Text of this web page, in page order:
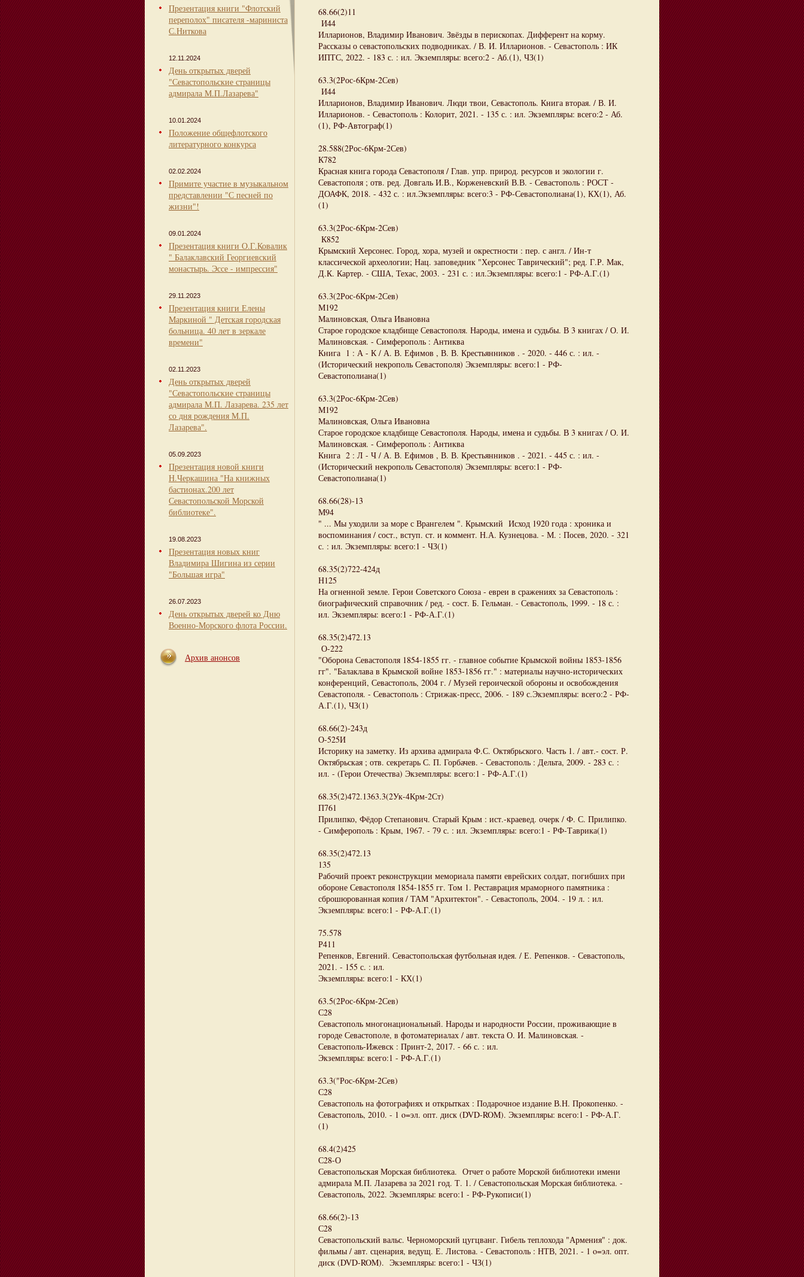
Презентация книги "Флотский
переполох" писателя -мариниста
С.Ниткова
12.11.2024
День открытых дверей
"Севастопольские страницы
адмирала М.П.Лазарева"
10.01.2024
Положение общефлотского
литературного конкурса
02.02.2024
Примите участие в музыкальном
представлении "С песней по
жизни"!
09.01.2024
Презентация книги О.Г.Ковалик
" Балаклавский Георгиевский
монастырь. Эссе - импрессия"
29.11.2023
Презентация книги Елены
Маркиной " Детская городская
больница. 40 лет в зеркале
времени"
02.11.2023
День открытых дверей
"Севастопольские страницы
адмирала М.П. Лазарева. 235 лет
со дня рождения М.П.
Лазарева".
05.09.2023
Презентация новой книги
Н.Черкашина "На книжных
бастионах.200 лет
Севастопольской Морской
библиотеке".
19.08.2023
Презентация новых книг
Владимира Шигина из серии
"Большая игра"
26.07.2023
День открытых дверей ко Дню
Военно-Морского флота России.
Архив анонсов
68.66(2)11
И44
Илларионов, Владимир Иванович. Звёзды в перископах. Дифферент на корму.
Рассказы о севастопольских подводниках. / В. И. Илларионов. - Севастополь : ИК
ИПТС, 2022. - 183 с. : ил. Экземпляры: всего:2 - Аб.(1), ЧЗ(1)
63.3(2Рос-6Крм-2Сев)
И44
Илларионов, Владимир Иванович. Люди твои, Севастополь. Книга вторая. / В. И.
Илларионов. - Севастополь : Колорит, 2021. - 135 с. : ил. Экземпляры: всего:2 - Аб.
(1), РФ-Автограф(1)
28.588(2Рос-6Крм-2Сев)
К782
Красная книга города Севастополя / Глав. упр. природ. ресурсов и экологии г.
Севастополя ; отв. ред. Довгаль И.В., Корженевский В.В. - Севастополь : РОСТ -
ДОАФК, 2018. - 432 с. : ил.Экземпляры: всего:3 - РФ-Севастополиана(1), КХ(1), Аб.
(1)
63.3(2Рос-6Крм-2Сев)
К852
Крымский Херсонес. Город, хора, музей и окрестности : пер. с англ. / Ин-т
классической археологии; Нац. заповедник "Херсонес Таврический"; ред. Г.Р. Мак,
Д.К. Картер. - США, Техас, 2003. - 231 с. : ил.Экземпляры: всего:1 - РФ-А.Г.(1)
63.3(2Рос-6Крм-2Сев)
М192
Малиновская, Ольга Ивановна
Старое городское кладбище Севастополя. Народы, имена и судьбы. В 3 книгах / О. И.
Малиновская. - Симферополь : Антиква
Книга 1 : А - К / А. В. Ефимов , В. В. Крестьянников . - 2020. - 446 с. : ил. -
(Исторический некрополь Севастополя) Экземпляры: всего:1 - РФ-
Севастополиана(1)
63.3(2Рос-6Крм-2Сев)
М192
Малиновская, Ольга Ивановна
Старое городское кладбище Севастополя. Народы, имена и судьбы. В 3 книгах / О. И.
Малиновская. - Симферополь : Антиква
Книга 2 : Л - Ч / А. В. Ефимов , В. В. Крестьянников . - 2021. - 445 с. : ил. -
(Исторический некрополь Севастополя) Экземпляры: всего:1 - РФ-
Севастополиана(1)
68.66(28)-13
М94
" ... Мы уходили за море с Врангелем ". Крымский Исход 1920 года : хроника и
воспоминания / сост., вступ. ст. и коммент. Н.А. Кузнецова. - М. : Посев, 2020. - 321
с. : ил. Экземпляры: всего:1 - ЧЗ(1)
68.35(2)722-424д
Н125
На огненной земле. Герои Советского Союза - евреи в сражениях за Севастополь :
биографический справочник / ред. - сост. Б. Гельман. - Севастополь, 1999. - 18 с. :
ил. Экземпляры: всего:1 - РФ-А.Г.(1)
68.35(2)472.13
О-222
"Оборона Севастополя 1854-1855 гг. - главное событие Крымской войны 1853-1856
гг". "Балаклава в Крымской войне 1853-1856 гг." : материалы научно-исторических
конференций, Севастополь, 2004 г. / Музей героической обороны и освобождения
Севастополя. - Севастополь : Стрижак-пресс, 2006. - 189 с.Экземпляры: всего:2 - РФ-
А.Г.(1), ЧЗ(1)
68.66(2)-243д
О-525И
Историку на заметку. Из архива адмирала Ф.С. Октябрьского. Часть 1. / авт.- сост. Р.
Октябрьская ; отв. секретарь С. П. Горбачев. - Севастополь : Дельта, 2009. - 283 с. :
ил. - (Герои Отечества) Экземпляры: всего:1 - РФ-А.Г.(1)
68.35(2)472.1363.3(2Ук-4Крм-2Ст)
П761
Прилипко, Фёдор Степанович. Старый Крым : ист.-краевед. очерк / Ф. С. Прилипко.
- Симферополь : Крым, 1967. - 79 с. : ил. Экземпляры: всего:1 - РФ-Таврика(1)
68.35(2)472.13
135
Рабочий проект реконструкции мемориала памяти еврейских солдат, погибших при
обороне Севастополя 1854-1855 гг. Том 1. Реставрация мраморного памятника :
сброшюрованная копия / ТАМ "Архитектон". - Севастополь, 2004. - 19 л. : ил.
Экземпляры: всего:1 - РФ-А.Г.(1)
75.578
Р411
Репенков, Евгений. Севастопольская футбольная идея. / Е. Репенков. - Севастополь,
2021. - 155 с. : ил.
Экземпляры: всего:1 - КХ(1)
63.5(2Рос-6Крм-2Сев)
С28
Севастополь многонациональный. Народы и народности России, проживающие в
городе Севастополе, в фотоматериалах / авт. текста О. И. Малиновская. -
Севастополь-Ижевск : Принт-2, 2017. - 66 с. : ил.
Экземпляры: всего:1 - РФ-А.Г.(1)
63.3("Рос-6Крм-2Сев)
С28
Севастополь на фотографиях и открытках : Подарочное издание В.Н. Прокопенко. -
Севастополь, 2010. - 1 o=эл. опт. диск (DVD-ROM). Экземпляры: всего:1 - РФ-А.Г.
(1)
68.4(2)425
С28-О
Севастопольская Морская библиотека. Отчет о работе Морской библиотеки имени
адмирала М.П. Лазарева за 2021 год. Т. 1. / Севастопольская Морская библиотека. -
Севастополь, 2022. Экземпляры: всего:1 - РФ-Рукописи(1)
68.66(2)-13
С28
Севастопольский вальс. Черноморский цугцванг. Гибель теплохода "Армения" : док.
фильмы / авт. сценария, ведущ. Е. Листова. - Севастополь : НТВ, 2021. - 1 o=эл. опт.
диск (DVD-ROM). Экземпляры: всего:1 - ЧЗ(1)